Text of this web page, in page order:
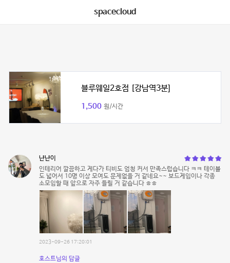
spacecloud
블루웨일2호점 [강남역3분]
1,500 원/시간
냔냔이
인테리어 깔끔하고 게다가 티비도 엄청 커서 만족스럽습니다 ㅋㅋ 테이블
도 넓어서 10명 이상 모여도 문제없을 거 같네요~~ 보드게임이나 각종
소모임할 때 앞으로 자주 들릴 거 같습니다 ㅎㅎ
2023-09-26 17:20:01
호스트님의 답글